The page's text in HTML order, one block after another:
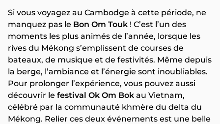
Si vous voyagez au Cambodge à cette période, ne
manquez pas le Bon Om Touk ! C’est l’un des
moments les plus animés de l’année, lorsque les
rives du Mékong s’emplissent de courses de
bateaux, de musique et de festivités. Même depuis
la berge, l’ambiance et l’énergie sont inoubliables.
Pour prolonger l’expérience, vous pouvez aussi
découvrir le festival Ok Om Bok au Vietnam,
célébré par la communauté khmère du delta du
Mékong. Relier ces deux événements est une belle